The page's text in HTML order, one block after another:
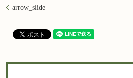
arrow_slide